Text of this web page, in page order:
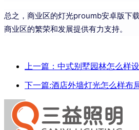
总之，商业区的灯光proumb安卓版下
商业区的繁荣和发展提供有力支持。
上一篇：中式别墅园林怎么
下一篇:酒店外墙灯光怎么样布